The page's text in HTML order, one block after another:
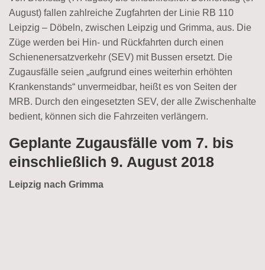
August) fallen zahlreiche Zugfahrten der Linie RB 110
Leipzig – Döbeln, zwischen Leipzig und Grimma, aus. Die
Züge werden bei Hin- und Rückfahrten durch einen
Schienenersatzverkehr (SEV) mit Bussen ersetzt. Die
Zugausfälle seien „aufgrund eines weiterhin erhöhten
Krankenstands“ unvermeidbar, heißt es von Seiten der
MRB. Durch den eingesetzten SEV, der alle Zwischenhalte
bedient, können sich die Fahrzeiten verlängern.
Geplante Zugausfälle vom 7. bis
einschließlich 9. August 2018
Leipzig nach Grimma